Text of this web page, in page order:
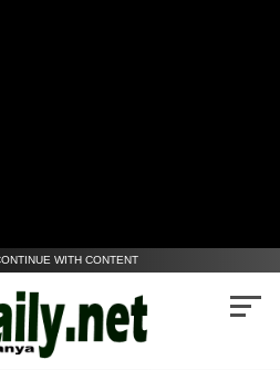
WITH CONTENT